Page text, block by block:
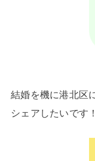
結婚を機に港北区
シェアしたいです！